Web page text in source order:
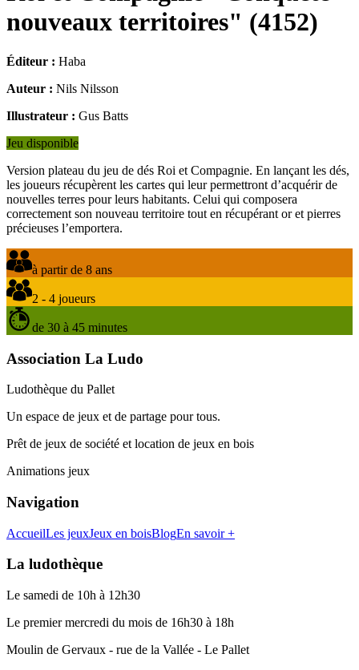
nouveaux territoires" (4152)
Éditeur : Haba
Auteur : Nils Nilsson
Illustrateur : Gus Batts
Jeu disponible
Version plateau du jeu de dés Roi et Compagnie. En lançant les dés,
les joueurs récupèrent les cartes qui leur permettront d’acquérir de
nouvelles terres pour leurs habitants. Celui qui composera
correctement son nouveau territoire tout en récupérant or et pierres
précieuses l’emportera.
à partir de 8 ans
2 - 4 joueurs
de 30 à 45 minutes
Association La Ludo
Ludothèque du Pallet
Un espace de jeux et de partage pour tous.
Prêt de jeux de société et location de jeux en bois
Animations jeux
Navigation
AccueilLes jeuxJeux en boisBlogEn savoir +
La ludothèque
Le samedi de 10h à 12h30
Le premier mercredi du mois de 16h30 à 18h
Moulin de Gervaux - rue de la Vallée - Le Pallet